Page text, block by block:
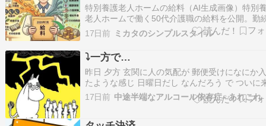
特別養護老人ホームの給料（AI生成画像）特別
老人ホームで働く50代介護職の給料を公開。勤
年目。年収 390万円。介護福祉士資格あり。役
し。夜勤ありで週40時間勤務。総支給額と手取
（画像は家計簿アプリ「マネーフォワード for」
2026年7月の給料【総支給額】 …
17日前 ミカタのシンプルスタイル
⤵一方で…
昨日 夕方 玄関に人の気配が 郵便受けになにか
たような感じ 日曜日だし なんだろう で ついに
というか ☎️だと 思っていたけれど わざわざ 投
にきた インタホンは おさずに 投函だけ 早速
17日前 中途半端なアルコール依存症♀あれこれ